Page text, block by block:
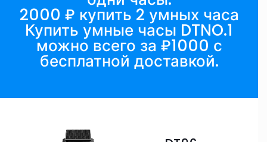
2000 ₽ купить 2 умных часа
Купить умные часы DTNO.1
можно всего за ₽1000 с
бесплатной доставкой.